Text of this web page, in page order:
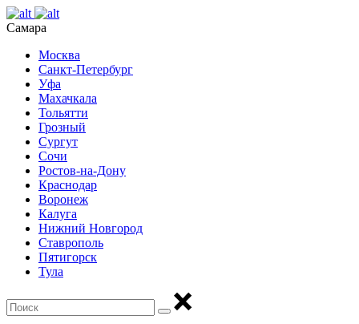
Самара
Москва
Санкт-Петербург
Уфа
Махачкала
Тольятти
Грозный
Сургут
Сочи
Ростов-на-Дону
Краснодар
Воронеж
Калуга
Нижний Новгород
Ставрополь
Пятигорск
Тула